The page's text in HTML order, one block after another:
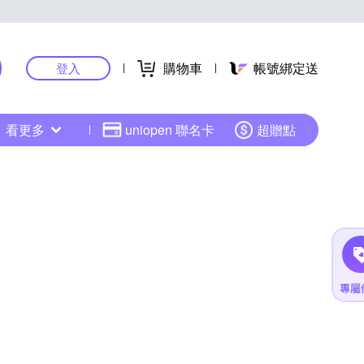
登入 購物車 帳號綁定送
看更多 uniopen 聯名卡 超贈點